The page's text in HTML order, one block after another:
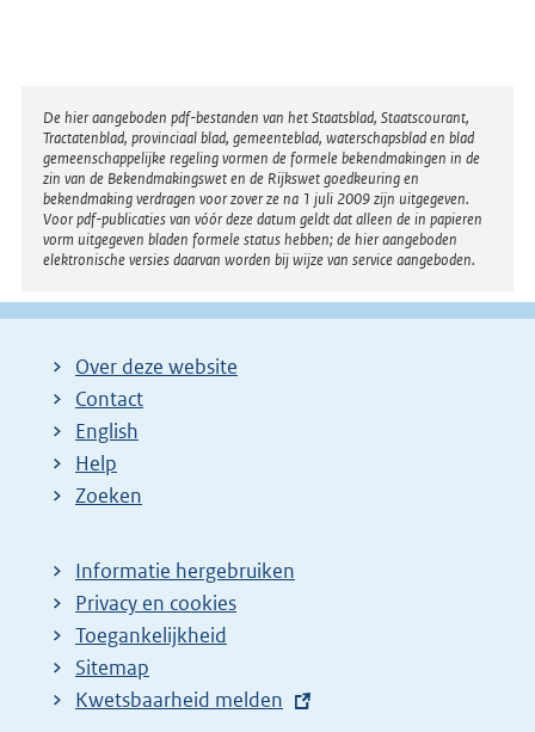
Disclaimer
De hier aangeboden pdf-bestanden van het Staatsblad, Staatscourant,
Tractatenblad, provinciaal blad, gemeenteblad, waterschapsblad en blad
gemeenschappelijke regeling vormen de formele bekendmakingen in de
zin van de Bekendmakingswet en de Rijkswet goedkeuring en
bekendmaking verdragen voor zover ze na 1 juli 2009 zijn uitgegeven.
Voor pdf-publicaties van vóór deze datum geldt dat alleen de in papieren
vorm uitgegeven bladen formele status hebben; de hier aangeboden
elektronische versies daarvan worden bij wijze van service aangeboden.
Over deze website
Contact
English
Help
Zoeken
Informatie hergebruiken
Privacy en cookies
Toegankelijkheid
Sitemap
E
Kwetsbaarheid melden